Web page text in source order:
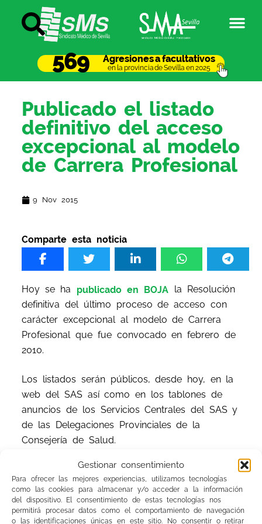
Gestionar consentimiento
Para ofrecer las mejores experiencias, utilizamos tecnologías
como las cookies para almacenar y/o acceder a la información
del dispositivo. El consentimiento de estas tecnologías nos
permitirá procesar datos como el comportamiento de navegación
o las identificaciones únicas en este sitio. No consentir o retirar
Agresiones a facultativos
en la provincia de Sevilla en 2025
569
Publicado el listado
definitivo del acceso
excepcional al modelo
de Carrera Profesional
9 Nov 2015
Comparte esta noticia
Hoy se ha publicado en BOJA la Resolución
definitiva del último proceso de acceso con
carácter excepcional al modelo de Carrera
Profesional que fue convocado en febrero de
2010.
Los listados serán públicos, desde hoy, en la
web del SAS así como en los tablones de
anuncios de los Servicios Centrales del SAS y
de las Delegaciones Provinciales de la
Consejería de Salud.
Los efectos y retribuciones derivados del nivel
de Carrera reconocido son los que se
definieron en al apartado cuarto del Anexo V
del Acuerdo de 16 de mayo de 2006, de la